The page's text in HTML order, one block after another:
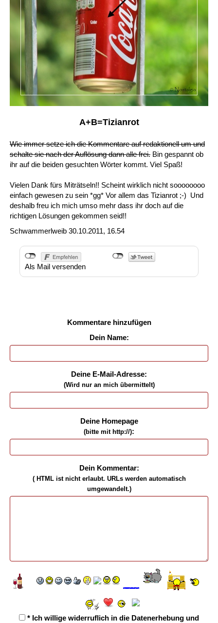
A+B=Tizianrot
Wie immer setze ich die Kommentare auf redaktionell um und
schalte sie nach der Auflösung dann alle frei. Bin gespannt ob
ihr auf die beiden gesuchten Wörter kommt. Viel Spaß!
Vielen Dank fürs Miträtseln!! Scheint wirklich nicht soooooooo
einfach gewesen zu sein *gg* Vor allem das Tizianrot ;-) Und
deshalb freu ich mich umso mehr dass ihr doch auf die
richtigen Lösungen gekommen seid!!
Schwammerlweib 30.10.2011, 16.54
Als Mail versenden
Kommentare hinzufügen
Dein Name:
Deine E-Mail-Adresse:
(Wird nur an mich übermittelt)
Deine Homepage
(bitte mit http://):
Dein Kommentar:
( HTML ist nichterlaubt. URLs werden automatisch
umgewandelt.)
* Ich willige widerruflich in die Datenerhebung und